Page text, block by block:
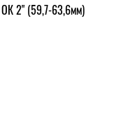
2" (59,7-63,6мм)